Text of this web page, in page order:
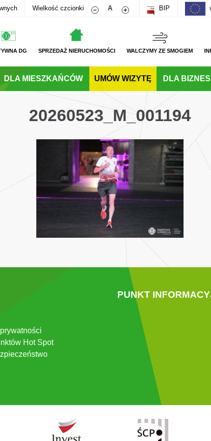
Wielkość czcionki Zmniejsz rozmiar czcionki
A Zwiększ rozmiar czcionki
BIP
DG SPRZEDAŻ NIERUCHOMOŚCI WALCZYMY ZE SMOGIEM
DLA MIESZKAŃCÓW UMÓW WIZYTĘ DLA
20260523_M_001194
Hot Spot
PUNKT